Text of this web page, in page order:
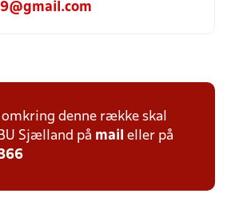
denne række skal
Sjælland på mail eller på